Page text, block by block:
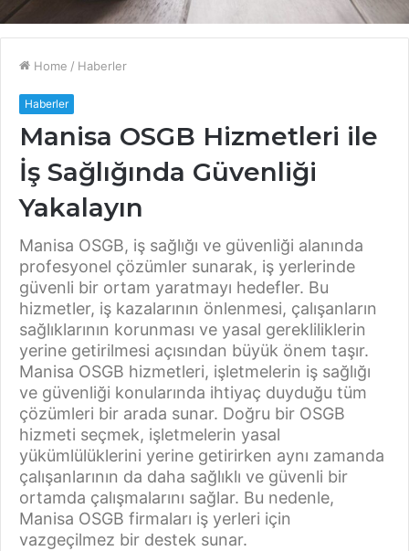
Home / Haberler
Haberler
Manisa OSGB Hizmetleri ile
İş Sağlığında Güvenliği
Yakalayın
Manisa OSGB, iş sağlığı ve güvenliği alanında
profesyonel çözümler sunarak, iş yerlerinde
güvenli bir ortam yaratmayı hedefler. Bu
hizmetler, iş kazalarının önlenmesi, çalışanların
sağlıklarının korunması ve yasal gerekliliklerin
yerine getirilmesi açısından büyük önem taşır.
Manisa OSGB hizmetleri, işletmelerin iş sağlığı
ve güvenliği konularında ihtiyaç duyduğu tüm
çözümleri bir arada sunar. Doğru bir OSGB
hizmeti seçmek, işletmelerin yasal
yükümlülüklerini yerine getirirken aynı zamanda
çalışanlarının da daha sağlıklı ve güvenli bir
ortamda çalışmalarını sağlar. Bu nedenle,
Manisa OSGB firmaları iş yerleri için
vazgeçilmez bir destek sunar.